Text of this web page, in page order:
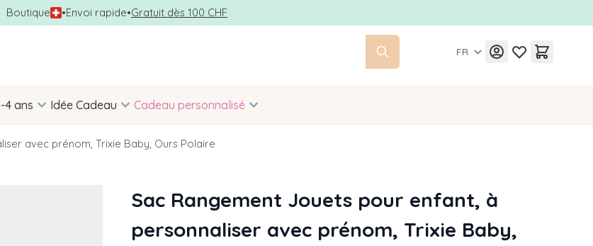
Boutique •Envoi rapide•Gratuit dès 100 CHF
FR
4 ans Idée Cadeau Cadeau personnalisé
avec prénom, Trixie Baby, Ours Polaire
Sac Rangement Jouets pour enfant, à
personnaliser avec prénom, Trixie Baby,